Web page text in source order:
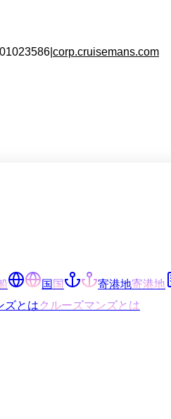
corp.cruisemans.com
国国 寄港地寄港地
ズとはクルーズマンズとは